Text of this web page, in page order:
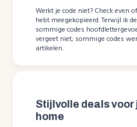
Werkt je code niet? Check even
hebt meegekopieerd. Terwijl ik
sommige codes
vergeet niet; sommige codes
artikelen.
Stijlvolle deals voor
home